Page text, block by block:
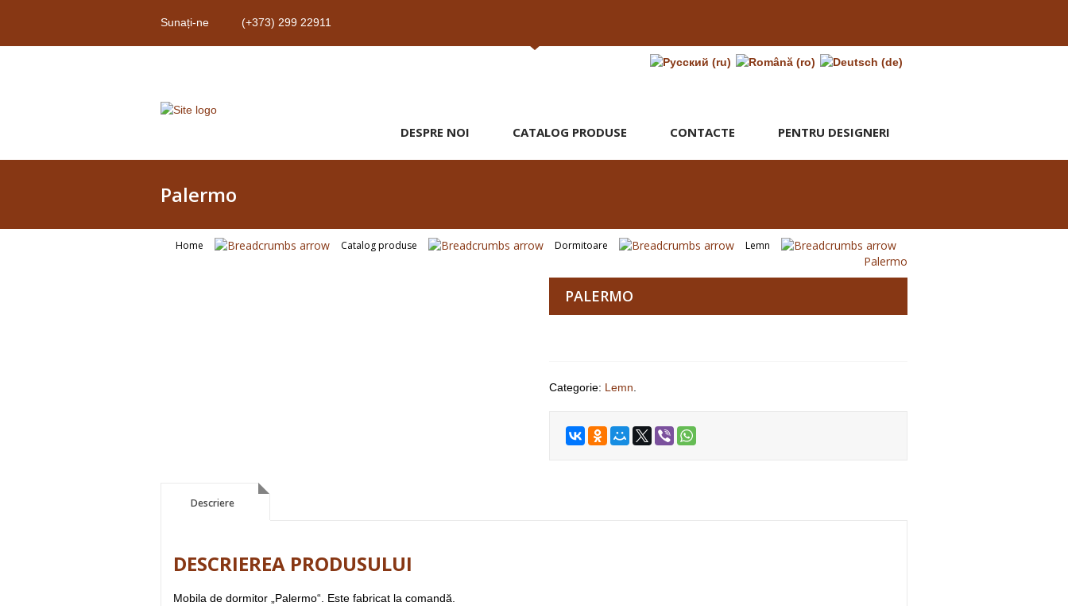
Sunați-ne (+373) 299 22911
DESPRE NOI CATALOG PRODUSE CONTACTE PENTRU DESIGNERI
Palermo
Home Catalog produse Dormitoare Lemn
Palermo
PALERMO
Categorie: Lemn.
Descriere
Descriere
DESCRIEREA PRODUSULUI
Mobila de dormitor „Palermo“. Este fabricat la comandă.